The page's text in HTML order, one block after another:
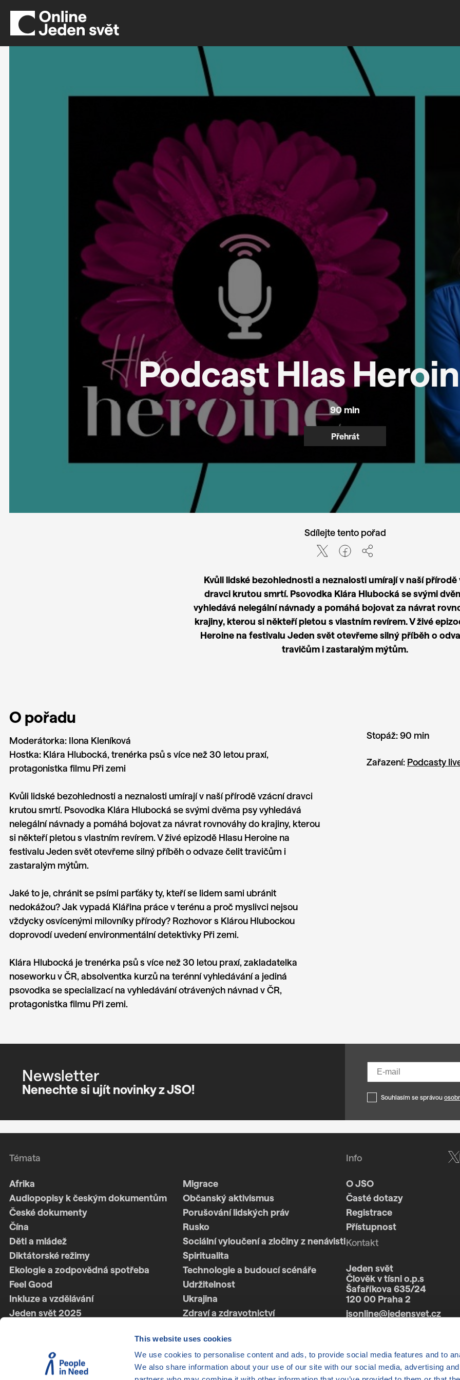
This website uses cookies
We use cookies to personalise content and ads, to provide social media features and to
We also share information about your use of our site with our social media, advertising
Podcast Hlas
90 min
Přehrát
Sdílejte tento pořad
Kvůli lidské bezohlednosti a neznalosti umírají v naší přírodě
dravci krutou smrtí. Psovodka Klára Hlubocká se svými
vyhledává nelegální návnady a pomáhá bojovat za návrat
krajiny, kterou si někteří pletou s vlastním revírem. V živé
Heroine na festivalu Jeden svět otevřeme silný příběh o
travičům i zastaralým mýtům.
O pořadu
Moderátorka: Ilona Kleníková
Hostka: Klára Hlubocká, trenérka psů s více než 30 letou praxí,
protagonistka filmu Při zemi
Kvůli lidské bezohlednosti a neznalosti umírají v naší přírodě vzácní dravci
krutou smrtí. Psovodka Klára Hlubocká se svými dvěma psy vyhledává
nelegální návnady a pomáhá bojovat za návrat rovnováhy do krajiny, kterou
si někteří pletou s vlastním revírem. V živé epizodě Hlasu Heroine na
festivalu Jeden svět otevřeme silný příběh o odvaze čelit travičům i
zastaralým mýtům.
Jaké to je, chránit se psími parťáky ty, kteří se lidem sami ubránit
nedokážou? Jak vypadá Klářina práce v terénu a proč myslivci nejsou
vždycky osvícenými milovníky přírody? Rozhovor s Klárou Hlubockou
doprovodí uvedení environmentální detektivky Při zemi.
Klára Hlubocká je trenérka psů s více než 30 letou praxí, zakladatelka
noseworku v ČR, absolventka kurzů na terénní vyhledávání a jediná
psovodka se specializací na vyhledávání otrávených návnad v ČR,
protagonistka filmu Při zemi.
Stopáž:90 min
Zařazení: Podcasty
Newsletter
Nenechte si ujít novinky z JSO!
Souhlasím se správou
Témata
Afrika
Migrace
Audiopopisy k českým dokumentům
Občanský aktivismus
České dokumenty
Porušování lidských práv
Čína
Rusko
Děti a mládež
Sociální vyloučení a zločiny z nenávisti
Diktátorské režimy
Spiritualita
Ekologie a zodpovědná spotřeba
Technologie a budoucí scénáře
Feel Good
Udržitelnost
Inkluze a vzdělávání
Ukrajina
Jeden svět 2025
Zdraví a zdravotnictví
Životní styl
Info
O JSO
Časté dotazy
Registrace
Přístupnost
Kontakt
Jeden svět
Člověk v tísni o.p.s
Šafaříkova 635/24
120 00 Praha 2
jsonline@jedensvet.cz